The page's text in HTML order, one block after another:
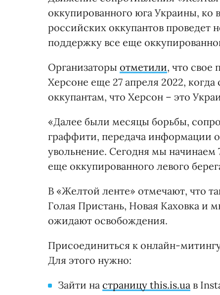
оккупированного юга Украины, ко
российских оккупантов проведет
поддержку все еще
Организаторы отметили, что свое
Херсоне еще 27 апреля 2022,
оккупантам, что Херсон – это
«Далее были месяцы борьбы,
граффити, передача информации
увольнение. Сегодня мы
еще оккупированного левого
В «Желтой ленте» отмечают, что
Голая Пристань, Новая Каховка и
ожидают освобождения.
Присоединиться к онлайн-
Для этого нужно:
Зайти на страницу this.is.ua в